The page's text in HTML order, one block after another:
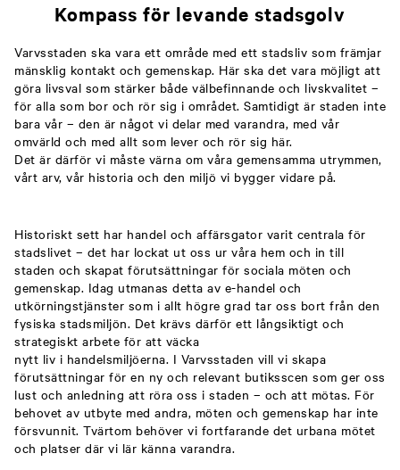
Kompass för levande stadsgolv
Varvsstaden ska vara ett område med ett stadsliv som främjar
mänsklig kontakt och gemenskap. Här ska det vara möjligt att
göra livsval som stärker både välbefinnande och livskvalitet –
för alla som bor och rör sig i området. Samtidigt är staden inte
bara vår – den är något vi delar med varandra, med vår
omvärld och med allt som lever och rör sig här.
Det är därför vi måste värna om våra gemensamma utrymmen,
vårt arv, vår historia och den miljö vi bygger vidare på.
Historiskt sett har handel och affärsgator varit centrala för
stadslivet – det har lockat ut oss ur våra hem och in till
staden och skapat förutsättningar för sociala möten och
gemenskap. Idag utmanas detta av e-handel och
utkörningstjänster som i allt högre grad tar oss bort från den
fysiska stadsmiljön. Det krävs därför ett långsiktigt och
strategiskt arbete för att väcka
nytt liv i handelsmiljöerna. I Varvsstaden vill vi skapa
förutsättningar för en ny och relevant butiksscen som ger oss
lust och anledning att röra oss i staden – och att mötas. För
behovet av utbyte med andra, möten och gemenskap har inte
försvunnit. Tvärtom behöver vi fortfarande det urbana mötet
och platser där vi lär känna varandra.